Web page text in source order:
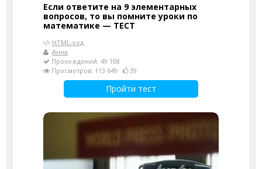
Если ответите на 9 элементарных
вопросов, то вы помните уроки по
математике — ТЕСТ
HTML-код
Анна
Прохождений: 49 108
Просмотров: 113 649
39
Пройти тест